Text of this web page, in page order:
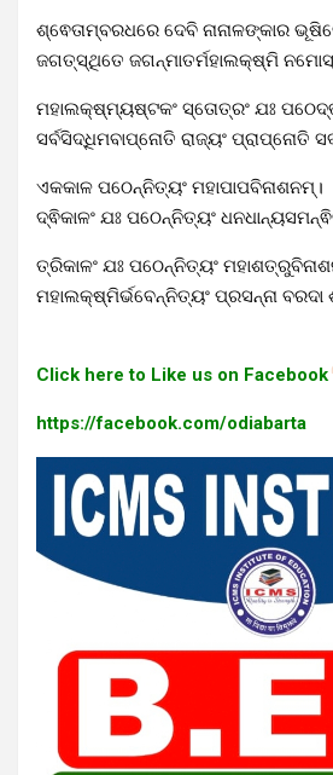
ଶ୍ଵେତାମ୍ବରଧରେ ଦେବି ନାନାଳଙ୍କାର
ଜଗତ୍ସ୍ଥିତେ ଜଗନ୍ମାତର୍ମହାଲକ୍ଷ୍ମି
ମହାଲକ୍ଷ୍ମ୍ୟଷ୍ଟକଂ ସ୍ତୋତ୍ରଂ ଯଃ
ସର୍ବସିଦ୍ଧିମବାପ୍ନୋତି ରାଜ୍ୟଂ ପ୍ରାପ୍ନୋତି
ଏକକାଳ ପଠେନ୍ନିତ୍ୟଂ ମହାପାପବିନାଶନମ୍।
ଦ୍ଵିକାଳଂ ଯଃ ପଠେନ୍ନିତ୍ୟଂ
ତ୍ରିକାଳଂ ଯଃ ପଠେନ୍ନିତ୍ୟଂ
ମହାଲକ୍ଷ୍ମିର୍ଭବେନ୍ନିତ୍ୟଂ ପ୍ରସନ୍ନା ବରଦା
Click here to Like us on Facebook
https://facebook.com/odiabarta